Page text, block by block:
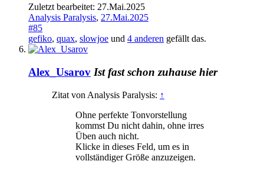
Zuletzt bearbeitet: 27.Mai.2025
Analysis Paralysis, 27.Mai.2025
#85
gefiko, quax, slowjoe und 4 anderen gefällt das.
Alex_Usarov Ist fast schon zuhause hier
Zitat von Analysis Paralysis: ↑
Ohne perfekte Tonvorstellung
kommst Du nicht dahin, ohne irres
Üben auch nicht.
Klicke in dieses Feld, um es in
vollständiger Größe anzuzeigen.